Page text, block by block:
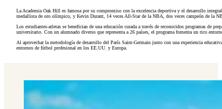
La Academia Oak Hill es famosa por su compromiso con la excelencia deportiva y el desarrollo
medallista de oro olímpico, y Kevin Durant, 14 veces All-Star de la NBA, dos veces campeón de la
Los estudiantes-atletas se benefician de una educación curada a través de reconocidos programas de
universitario. Con un alumnado diverso que representa a 26 países, el programa fomenta un rico
Al aprovechar la metodología de desarrollo del París Saint-Germain junto con una experiencia
entornos de fútbol profesional en los EE.UU. y Europa.